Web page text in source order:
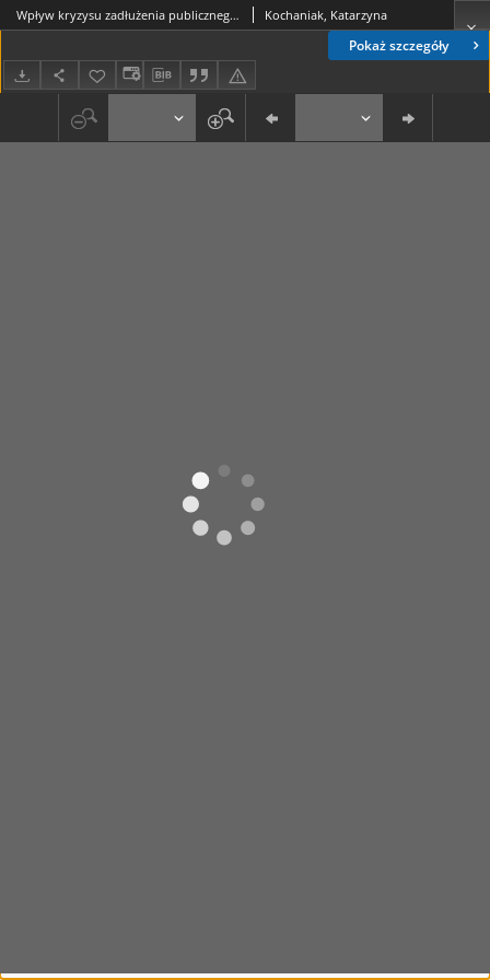
Pokaż szczegóły
Wpływ kryzysu zadłużenia publicznego na kondycję sektorów bankowych państw strefy euro Kochaniak, Katarzyna